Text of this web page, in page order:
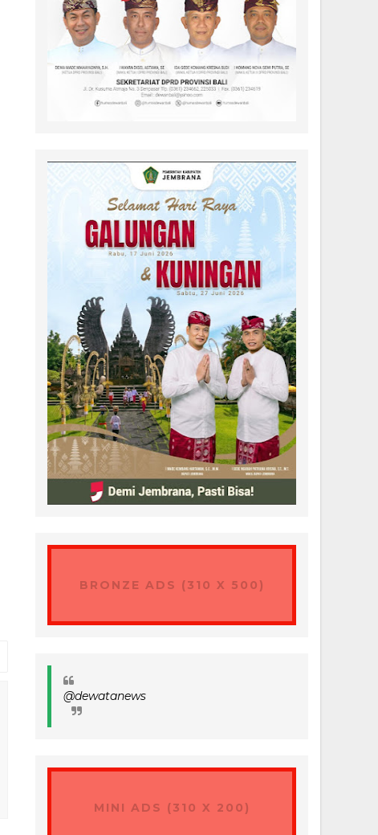
BRONZE ADS (310 X 500)
@dewatanews
MINI ADS (310 X 200)